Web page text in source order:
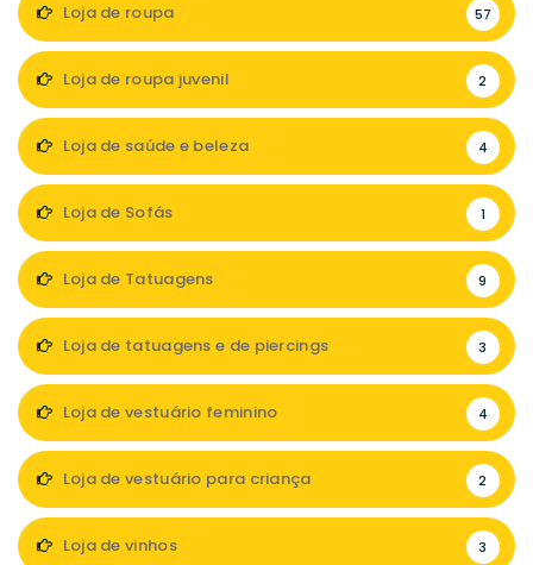
Loja de roupa 57
Loja de roupa juvenil 2
Loja de saúde e beleza 4
Loja de Sofás 1
Loja de Tatuagens 9
Loja de tatuagens e de piercings 3
Loja de vestuário feminino 4
Loja de vestuário para criança 2
Loja de vinhos 3